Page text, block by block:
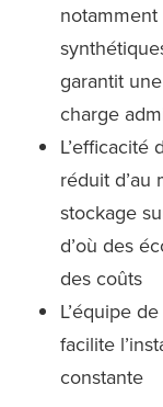
garantit
charge
réduit d’au
stockage
d’où des
des coûts
L’équipe
facilite
constante